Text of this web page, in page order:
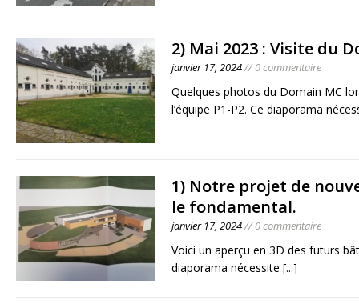
2) Mai 2023 : Visite du
janvier 17, 2024// 0 commentaire
Quelques photos du Domain MC
l’équipe P1-P2. Ce diaporama
1) Notre projet de
le fondamental.
janvier 17, 2024// 0 commentaire
Voici un aperçu en 3D des futurs
diaporama nécessite [...]